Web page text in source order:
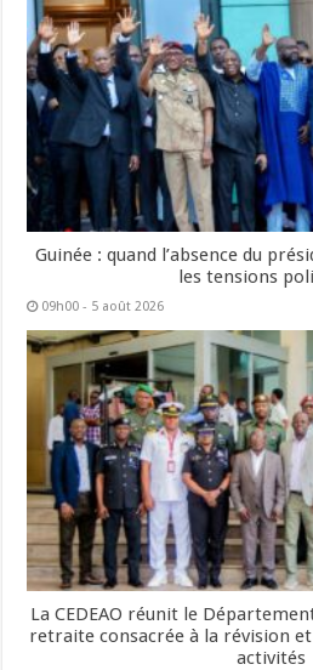
Guinée : quand l’absence du
les tensions
09h00 - 5 août 2026
La CEDEAO réunit le
retraite consacrée à la révision
activités